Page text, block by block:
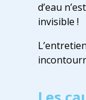
d’eau
invisible !